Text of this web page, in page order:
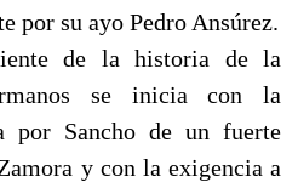
por su ayo Pedro Ansúrez.
de la historia de la
se inicia con la
por Sancho de un fuerte
y con la exigencia a